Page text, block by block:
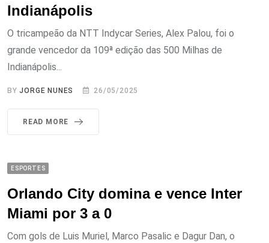
Indianápolis
O tricampeão da NTT Indycar Series, Alex Palou, foi o
grande vencedor da 109ª edição das 500 Milhas de
Indianápolis...
BYJORGE NUNES 26/05/2025
READ MORE
ESPORTES
Orlando City domina e vence Inter
Miami por 3 a 0
Com gols de Luis Muriel, Marco Pasalic e Dagur Dan, o